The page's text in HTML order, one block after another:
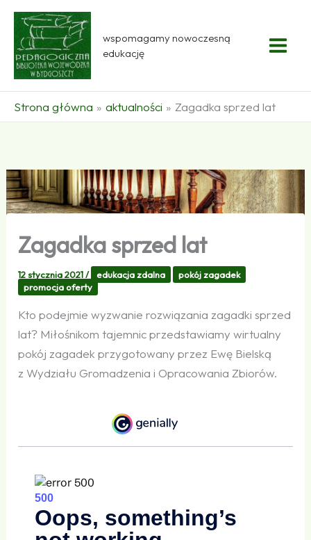
Przejdź
treści
wspomagamy nowoczesną
edukację
Strona główna aktualności Zagadka sprzed lat
Zagadka sprzed lat
12 stycznia 2021/ edukacja zdalna
pokój zagadek
promocja oferty
Kto podejmie wyzwanie rozwiązania zagadki sprzed
lat? Miłośnikom tajemnic przedstawiamy wirtualny
pokój zagadek przygotowany przez Ewę Bielską
z Wydziału Gromadzenia i Opracowania Zbiorów.